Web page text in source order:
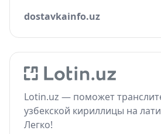
dostavkainfo.uz
Lotin.uz — поможет
узбекской кириллицы на
Легко!